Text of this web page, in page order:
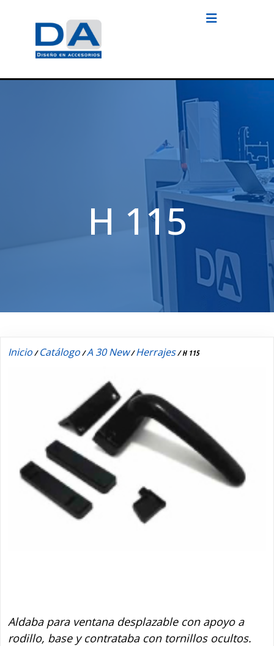
H 115
Inicio/Catálogo/A 30 New/Herrajes/ H 115
Aldaba para ventana desplazable con apoyo a
rodillo, base y contrataba con tornillos ocultos.